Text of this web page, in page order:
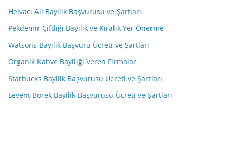
Helvacı Ali Bayilik Başvurusu ve Şartları
Pekdemir Çiftliği Bayilik ve Kiralık Yer Önerme
Watsons Bayilik Başvuru Ücreti ve Şartları
Organik Kahve Bayiliği Veren Firmalar
Starbucks Bayilik Başvurusu Ücreti ve Şartları
Levent Börek Bayilik Başvurusu Ücreti ve Şartları